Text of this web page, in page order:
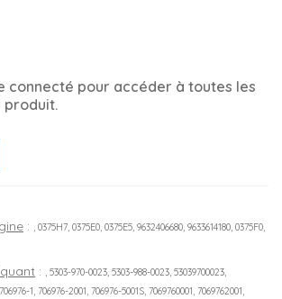
connecté pour accéder à toutes les
produit.
: , 0375H7, 0375E0, 0375E5, 9632406680, 9633614180, 0375F0,
: , 5303-970-0023, 5303-988-0023, 53039700023,
1, 706976-2001, 706976-5001S, 7069760001, 7069762001,